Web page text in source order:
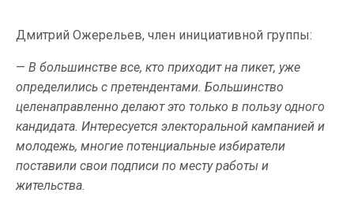
Дмитрий Ожерельев, член инициативной группы:
— В большинстве все, кто приходит на пикет, уже
определились с претендентами. Большинство
целенаправленно делают это только в пользу одного
кандидата. Интересуется электоральной кампанией и
молодежь, многие потенциальные избиратели
поставили свои подписи по месту работы и
жительства.